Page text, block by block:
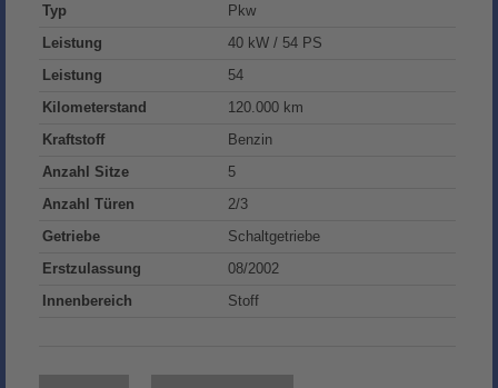
Typ
Pkw
Leistung
40 kW / 54 PS
Leistung
54
Kilometerstand
120.000 km
Kraftstoff
Benzin
Anzahl Sitze
5
Anzahl Türen
2/3
Getriebe
Schaltgetriebe
Erstzulassung
08/2002
Innenbereich
Stoff